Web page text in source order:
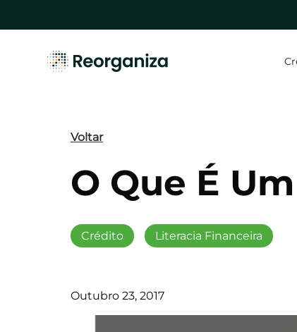
Voltar
Crédito Literacia Financeira
O Que É
Outubro 23, 2017